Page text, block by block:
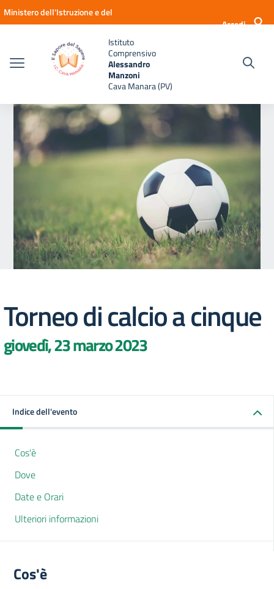
Vai ai contenuti
Vai al menu di navigazione
Vai al footer
Ministero dell'Istruzione e del
Accedi
Istituto
Comprensivo
Alessandro
Manzoni
Cava Manara (PV)
Torneo di calcio a cinque
giovedì, 23 marzo 2023
Indice dell'evento
Cos'è
Dove
Date e Orari
Ulteriori informazioni
Cos'è